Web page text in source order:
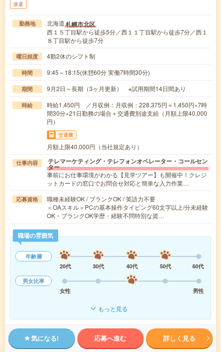
派遣
勤務地 北海道札幌市北区
西１５丁目駅から徒歩5分／西１１丁目駅から徒歩7分／西１
８丁目駅から徒歩7分
曜日頻度 4勤2休のシフト制
時間 9:45～18:15(休憩60分 実働7時間30分)
期間 9月2日～長期（3ヶ月更新） ※試用期間14日間あり
時給
時給1,450円 ／月収例：月収例：228,375円＝1,450円×7時
間30分×21日勤務の場合＋交通費別途支給（月額上限40,000
円）
交通費
月額上限40,000円（当社規定あり）
仕事内容 テレマーケティング・テレフォンオペレーター・コールセン
ター
事前にお仕事環境がわかる【見学ツアー】も開催中！クレジ
ットカードの窓口でお問合せ対応と簡単な入力作業…
応募資格
職種未経験OK / ブランクOK / 英語力不要
＜OAスキル＞PCの基本操作タイピング60文字以上/分未経験
OK・ブランクOK学歴・経験不問特別な資…
職場の雰囲気
年齢層
20代
30代 40代 50代
60代
男女比率
女性
男性
もっと見る
気になる! 応募へ進む 詳しく見る